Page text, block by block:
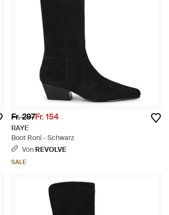
Fr. 297Fr. 154
RAYE
Boot Roni - Schwarz
Von REVOLVE
SALE